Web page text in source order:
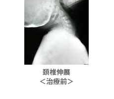
頚椎伸展
＜治療前＞